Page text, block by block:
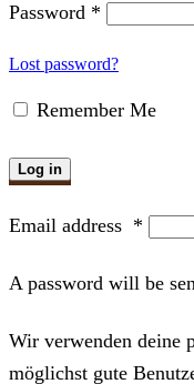
Password *
Lost password?
Remember Me
Log in
Email address *
A password will be
Wir verwenden deine
möglichst gute